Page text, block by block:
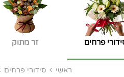
פרחים זר מתוק
ראשי סידורי פרחים